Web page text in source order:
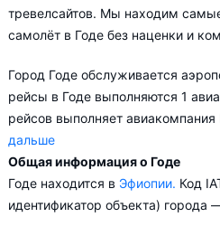
тревелсайтов. Мы находим
самолёт в Годе без наценки и
Город Годе обслуживается
рейсы в Годе выполняются 1
рейсов выполняет авиакомпания
дальше
Aviasales.uz советует купить
чтобы вы могли выбирать
Общая информация о Годе
Годе находится в Эфиопии. Код
идентификатор объекта) города